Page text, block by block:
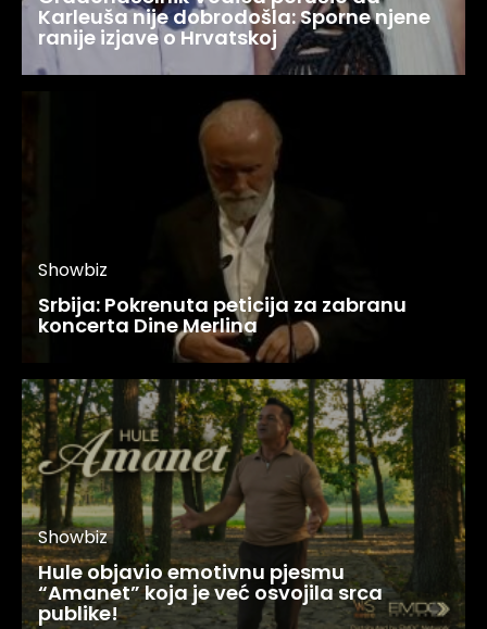
Karleuša nije dobrodošla: Sporne njene
ranije izjave o Hrvatskoj
Showbiz
Srbija: Pokrenuta peticija za zabranu
koncerta Dine Merlina
Showbiz
Hule objavio emotivnu pjesmu
“Amanet” koja je već osvojila srca
publike!